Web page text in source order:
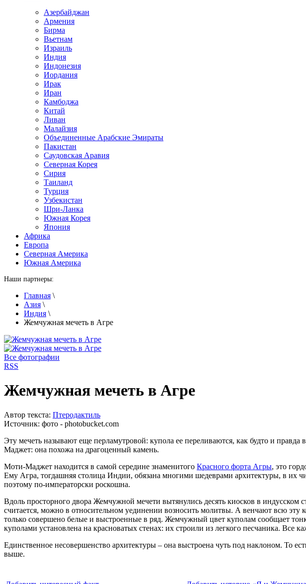
Азербайджан
Армения
Бирма
Вьетнам
Израиль
Индия
Индонезия
Иордания
Ирак
Иран
Камбоджа
Китай
Ливан
Малайзия
Объединенные Арабские Эмираты
Пакистан
Саудовская Аравия
Северная Корея
Сирия
Таиланд
Турция
Узбекистан
Шри-Ланка
Южная Корея
Япония
Африка
Европа
Северная Америка
Южная Америка
Наши партнеры:
Главная \
Азия \
Индия \
Жемчужная мечеть в Агре
Все фотографии
RSS
Жемчужная мечеть в Агре
Автор текста: Птеродактиль
Источник: фото - photobucket.com
Эту мечеть называют еще перламутровой: купола ее переливаются, как будто и
Маджет: она похожа на драгоценный камень.
Моти-Маджет находится в самой середине знаменитого Красного форта Агры, это
Ему Агра, тогдашняя столица Индии, обязана многими шедеврами архитектуры, в их
поэтому по-императорски роскошна.
Вдоль просторного двора Жемчужной мечети вытянулись десять киосков в
считается, можно в относительном уединении возносить молитвы. А венчают всю
только совершено белые и выстроенные в ряд. Жемчужный цвет куполам сообщает
куполами установлена на красноватых стенах: их строили из легкого песчаника. Все
Единственное несовершенство архитектуры – она выстроена чуть под наклоном. То
выше.